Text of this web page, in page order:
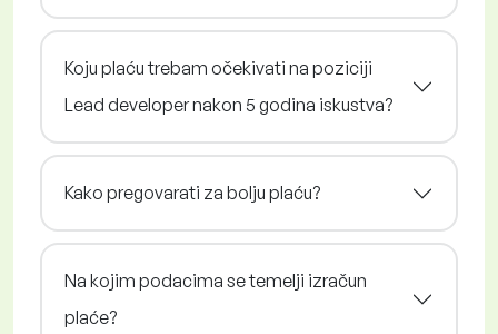
Koju plaću trebam očekivati na poziciji
Lead developer nakon 5 godina iskustva?
Kako pregovarati za bolju plaću?
Na kojim podacima se temelji izračun
plaće?